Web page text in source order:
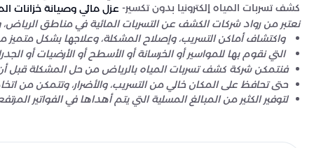
كشف تسربات المياه إلكترونيا بدون تكسير- عزل مائي وصيانة خزانات
نعتبر من رواد شركات الكشف عن التسربات المائية في مناطق الرياض،
واكتشاف أماكن التسريب، وإصلاح المشكلة، وعلاجها بشكل متميز
التي نقوم بها للمواسير أو الخرسانة أو الأسطح أو الأرضيات أو
فنتمكن شركة كشف تسربات المياه بالرياض من حل المشكلة قبل
حتى تحافظ على المكان خالي من التسريب، والأضرار، وتتمكن من
لتوفير الكثير من المبالغ المسلية التي يتم أهداها في الفواتير